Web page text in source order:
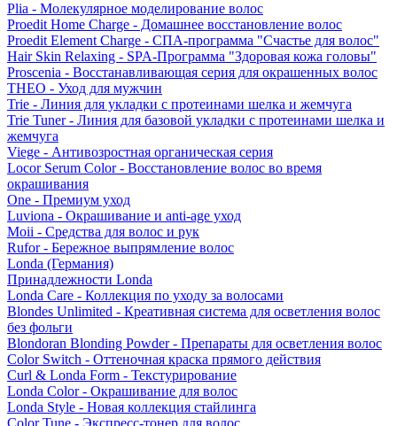
Plia - Молекулярное моделирование волос
Proedit Home Charge - Домашнее восстановление волос
Proedit Element Charge - СПА-программа "Счастье для волос"
Hair Skin Relaxing - SPA-Программа "Здоровая кожа головы"
Proscenia - Восстанавливающая серия для окрашенных волос
THEO - Уход для мужчин
Trie - Линия для укладки с протеинами шелка и жемчуга
Trie Tuner - Линия для базовой укладки с протеинами шелка и
жемчуга
Viege - Антивозростная органическая серия
Locor Serum Color - Восстановление волос во время
окрашивания
One - Премиум уход
Luviona - Окрашивание и anti-age уход
Moii - Средства для волос и рук
Rufor - Бережное выпрямление волос
Londa (Германия)
Принадлежности Londa
Londa Care - Коллекция по уходу за волосами
Blondes Unlimited - Креативная система для осветления волос
без фольги
Blondoran Blonding Powder - Препараты для осветления волос
Color Switch - Оттеночная краска прямого действия
Curl & Londa Form - Текстурирование
Londa Color - Окрашивание для волос
Londa Style - Новая коллекция стайлинга
Color Tune - Экспресс-тонер для волос